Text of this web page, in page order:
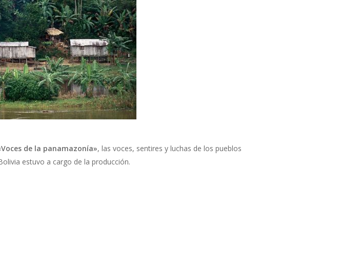
Voces de la panamazonía», las voces, sentires y luchas de los pueblos
estuvo a cargo de la producción.